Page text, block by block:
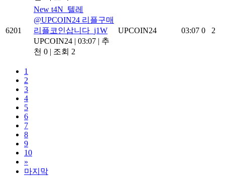
6201
New t4N_텔레
@UPCOIN24 리플구매
리플코인삽니다_j1W
UPCOIN24 | 03:07 | 추
천 0 | 조회 2
UPCOIN24 03:07 0 2
1
2
3
4
5
6
7
8
9
10
»
마지막